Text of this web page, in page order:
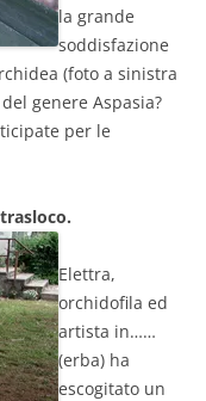
la grande
soddisfazione
(foto a sinistra
genere Aspasia?
per le
Elettra,
orchidofila ed
artista in……
(erba) ha
escogitato un